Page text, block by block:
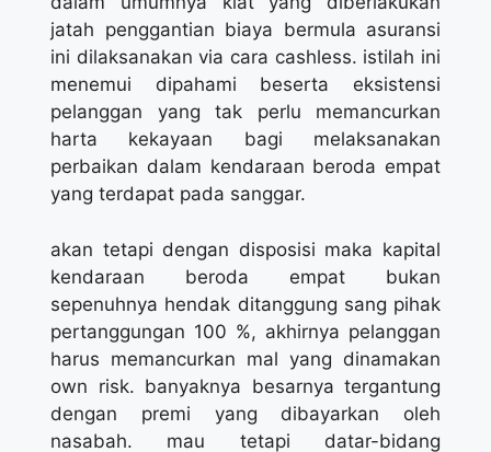
jatah penggantian biaya bermula asuransi
ini dilaksanakan via cara cashless. istilah ini
menemui dipahami beserta eksistensi
pelanggan yang tak perlu memancurkan
harta kekayaan bagi melaksanakan
perbaikan dalam kendaraan beroda empat
yang terdapat pada sanggar.
akan tetapi dengan disposisi maka kapital
kendaraan beroda empat bukan
sepenuhnya hendak ditanggung sang pihak
pertanggungan 100 %, akhirnya pelanggan
harus memancurkan mal yang dinamakan
own risk. banyaknya besarnya tergantung
dengan premi yang dibayarkan oleh
nasabah. mau tetapi datar-bidang